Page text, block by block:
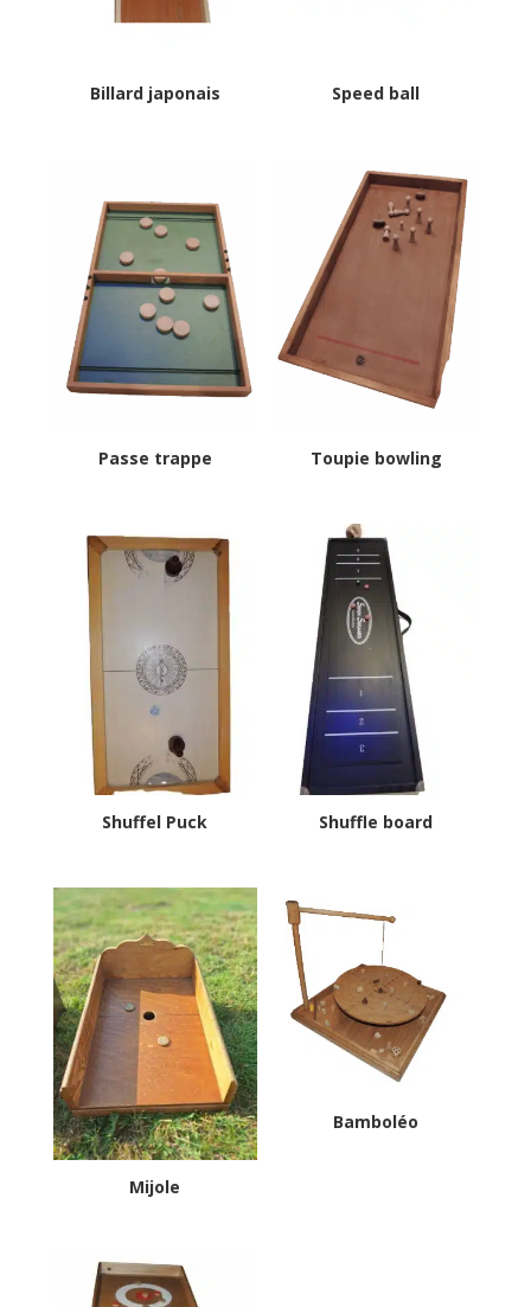
Billard japonais Speed ball
Passe trappe Toupie bowling
Shuffel Puck Shuffle board
Mijole
Bamboléo